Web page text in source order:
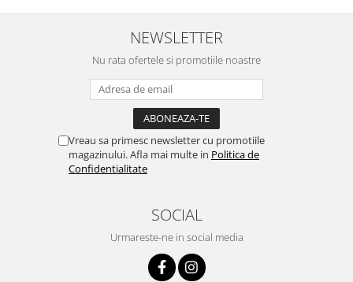
Instalatii turturi-franjuri
Perdea 220V
Diverse pentru casa si camping
NEWSLETTER
Nu rata ofertele si promotiile noastre
Vreau sa primesc newsletter cu promotiile
magazinului. Afla mai multe in Politica de
Confidentialitate
SOCIAL
Urmareste-ne in social media